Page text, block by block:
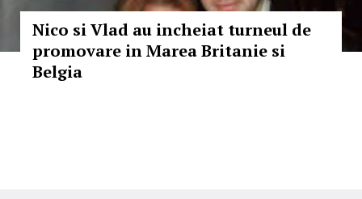
Nico si Vlad au incheiat turneul de
promovare in Marea Britanie si
Belgia